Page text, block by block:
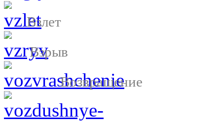
Взлет
Взрыв
Возвращение